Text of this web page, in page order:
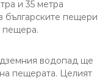
и 35 метра
българските пещери
пещера.
водопад ще
пещерата. Целият